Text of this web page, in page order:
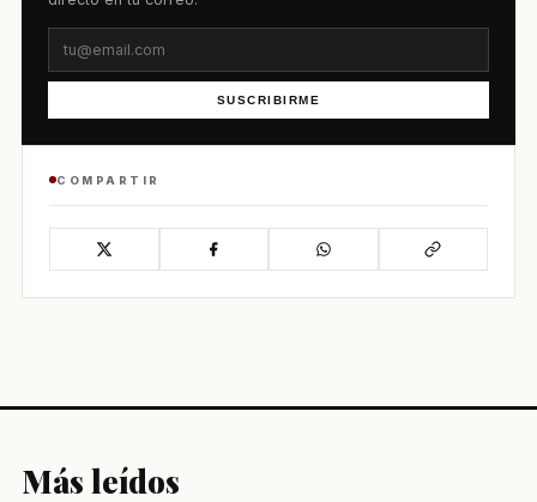
SUSCRIBIRME
COMPARTIR
Más leídos